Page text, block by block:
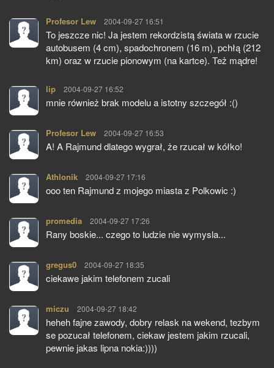
Profesor Lew pisze:
2004-09-27 16:51
To jeszcze nic! Ja jestem rekordzistą świata w rzucie
autobusem (4 cm), spadochronem (16 m), pchłą (212
km) oraz w rzucie pionowym (na kartce). Też mądre!
lip pisze:
2004-09-27 16:52
mnie również brak modelu a istotny szczegół :()
Profesor Lew pisze:
2004-09-27 16:53
A! A Rajmund dlatego wygrał, że rzucał w kółko!
Athlonik pisze:
2004-09-27 17:16
ooo ten Rajmund z mojego miasta z Polkowic :)
promedia pisze:
2004-09-27 17:26
Rany boskie... czego to ludzie nie wymysla...
gregus0 pisze:
2004-09-27 18:35
ciekawe jakim telefonem zucali
miczu pisze:
2004-09-27 18:42
heheh fajne zawody, dobry relask na wekend, tezbym
se pozucał telefonem, ciekaw jestem jakim rzucali,
pewnie jakas lipna nokia:))))